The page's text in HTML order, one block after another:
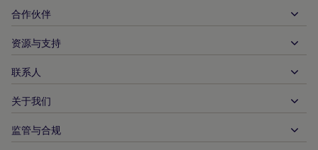
全球收单
实时支付
发布
付款方式
APM
汽车
企业对企业
金融服务
政府付款
旅行与交通
开发者工具
API 参考文件
文件资料中心
合作伙伴
与我们合作
合作伙伴产品和解决方案
技术合作伙伴
合作伙伴 DNA
资源与支持
客户支持
商家资源
行业报告
联系人
商户销售咨询
首席执行官办公室
关于我们
业务概况
监管与合规